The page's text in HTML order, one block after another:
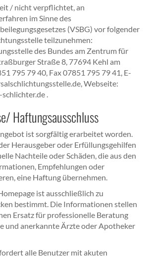
/ nicht verpflichtet, an
im Sinne des
(VSBG) vor folgender
teilzunehmen:
des Bundes am Zentrum für
Straße 8, 77694 Kehl am
795 79 40, Fax 07851 795 79 41, E-
Webseite:
.
Haftungsausschluss
ist sorgfältig erarbeitet worden.
Herausgeber oder Erfüllungsgehilfen
Nachteile oder Schäden, die aus den
Empfehlungen oder
eine Haftung übernehmen.
ist ausschließlich zu
bestimmt. Die Informationen stellen
Ersatz für professionelle Beratung
und anerkannte Ärzte oder Apotheker
alle Benutzer mit akuten